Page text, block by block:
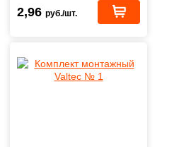
2,96 руб./шт.